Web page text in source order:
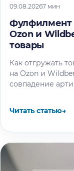
09.08.20267 мин
Фулфилмент
Ozon и
товары
Как отгружать
на Ozon и
совпадение
Читать статью→